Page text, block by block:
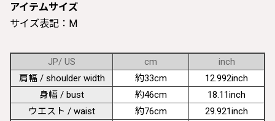
アイテムサイズ
サイズ表記：M
JP/ US cm
inch
肩幅 / shoulder width
約33cm
12.992inch
身幅 / bust
約46cm
18.11inch
ウエスト / waist
約76cm
29.921inch